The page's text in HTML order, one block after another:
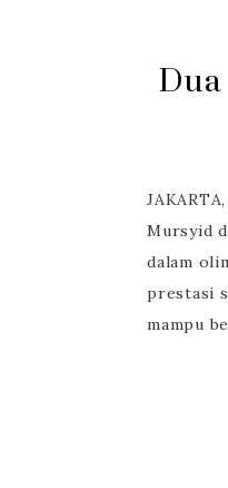
Mursyid
dalam
prestasi
mampu